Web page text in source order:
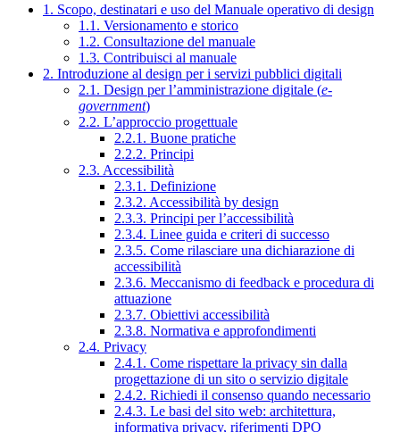
1. Scopo, destinatari e uso del Manuale operativo di design
1.1. Versionamento e storico
1.2. Consultazione del manuale
1.3. Contribuisci al manuale
2. Introduzione al design per i servizi pubblici digitali
2.1. Design per l’amministrazione digitale (e-
government)
2.2. L’approccio progettuale
2.2.1. Buone pratiche
2.2.2. Principi
2.3. Accessibilità
2.3.1. Definizione
2.3.2. Accessibilità by design
2.3.3. Principi per l’accessibilità
2.3.4. Linee guida e criteri di successo
2.3.5. Come rilasciare una dichiarazione di
accessibilità
2.3.6. Meccanismo di feedback e procedura di
attuazione
2.3.7. Obiettivi accessibilità
2.3.8. Normativa e approfondimenti
2.4. Privacy
2.4.1. Come rispettare la privacy sin dalla
progettazione di un sito o servizio digitale
2.4.2. Richiedi il consenso quando necessario
2.4.3. Le basi del sito web: architettura,
informativa privacy, riferimenti DPO